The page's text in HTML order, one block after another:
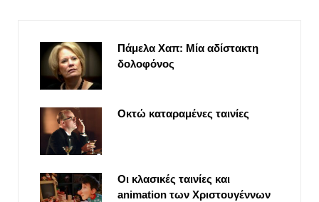
Πάμελα Χαπ: Μία αδίστακτη
δολοφόνος
Οκτώ καταραμένες ταινίες
Οι κλασικές ταινίες και
animation των Χριστουγέννων